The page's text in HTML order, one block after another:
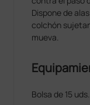
Dispone de
colchón
mueva.
Bolsa de 15 uds.